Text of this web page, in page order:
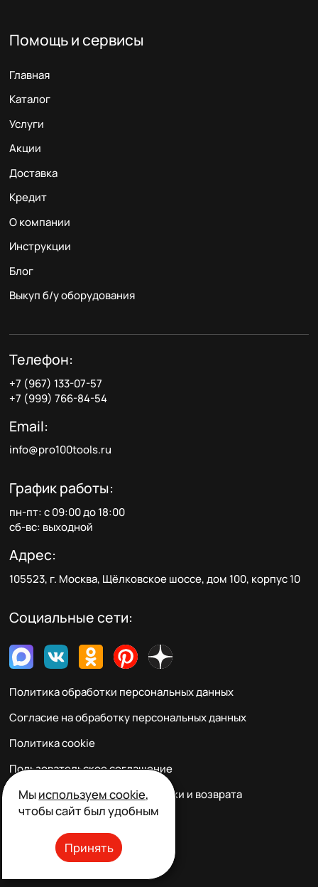
Помощь и сервисы
Главная
Каталог
Услуги
Акции
Доставка
Кредит
О компании
Инструкции
Блог
Выкуп б/у оборудования
Телефон:
+7 (967) 133-07-57
+7 (999) 766-84-54
Email:
info@pro100tools.ru
График работы:
пн-пт: с 09:00 до 18:00
сб-вс: выходной
Адрес:
105523, г. Москва, Щёлковское шоссе, дом 100, корпус 10
Социальные сети:
Политика обработки персональных данных
Согласие на обработку персональных данных
Политика cookie
Пользовательское соглашение
Правила заказа, оплаты, доставки и возврата
Реквизиты и контакты
Мыиспользуем cookie,
чтобы сайт был удобным
Принять